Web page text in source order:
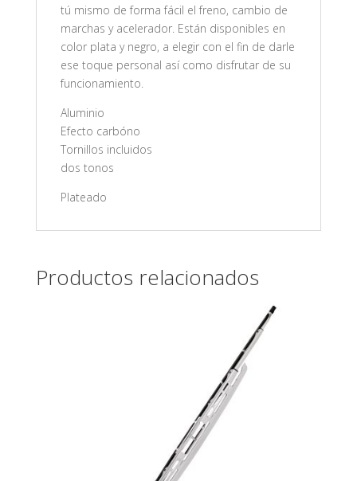
tú mismo de forma fácil el freno, cambio de
marchas y acelerador. Están disponibles en
color plata y negro, a elegir con el fin de darle
ese toque personal así como disfrutar de su
funcionamiento.
Aluminio
Efecto carbóno
Tornillos incluidos
dos tonos
Plateado
Productos relacionados